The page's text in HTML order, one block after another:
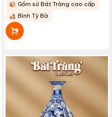
Gốm sứ Bát Tràng cao cấp
Bình Tỳ Bà